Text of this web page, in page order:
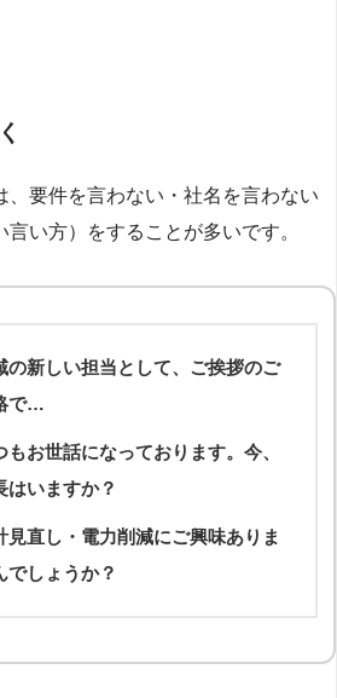
、要件を言わない・社名を言わない
言い方）をすることが多いです。
の新しい担当として、ご挨拶のご
で…
もお世話になっております。今、
はいますか？
見直し・電力削減にご興味ありま
でしょうか？